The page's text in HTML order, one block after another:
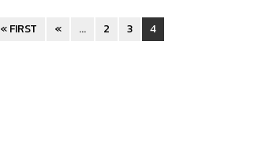
« FIRST « ... 2 3 4